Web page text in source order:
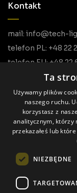
Kontakt
mail: info@tech-
telefon PL: +48 22
telefon EU: +48 22
Alle
Ta
Używamy plików
naszego ruchu.
korzystasz z
analitycznym, którzy
przekazałeś lub
NIEZBĘDNE